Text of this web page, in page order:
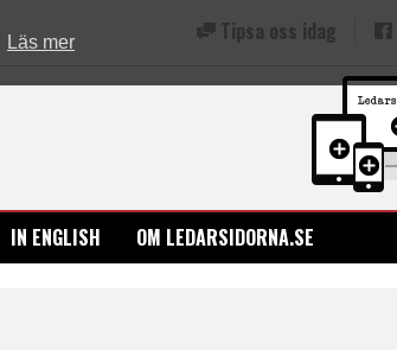
Läs mer Tipsa oss idag
IN ENGLISH OM LEDARSIDORNA.SE